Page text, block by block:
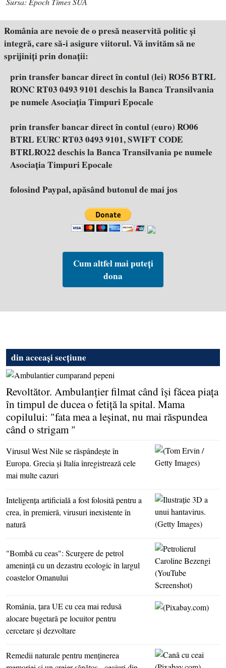
România are nevoie de o presă neaservită politic şi
integră, care să-i asigure viitorul. Vă invităm să ne
sprijiniţi prin donaţii:
prin transfer bancar direct în contul (lei) RO56 BTRL
RONC RT03 0493 9101 deschis la Banca Transilvania
pe numele Asociația Timpuri Epocale
prin transfer bancar direct în contul (euro) RO06
BTRL EURC RT03 0493 9101, SWIFT CODE
BTRLRO22 deschis la Banca Transilvania pe numele
Asociația Timpuri Epocale
folosind Paypal, apăsând butonul de mai jos
Cum altfel mai puteți
dona
din aceeași secțiune
Revoltător. Ambulanţier filmat când îşi făcea piaţa
în timpul de ducea o fetiţă la spital. Mama
copilului: "fata mea a leşinat, nu mai răspundea
când o strigam "
Virusul West Nile se răspândeşte în
Europa. Grecia şi Italia înregistrează cele
mai multe cazuri
Inteligenţa artificială a fost folosită pentru a
crea, în premieră, virusuri inexistente în
natură
"Bombă cu ceas": Scurgere de petrol
ameninţă cu un dezastru ecologic în largul
coastelor Omanului
România, ţara UE cu cea mai redusă
alocare bugetară pe locuitor pentru
cercetare şi dezvoltare
Remedii naturale pentru menţinerea